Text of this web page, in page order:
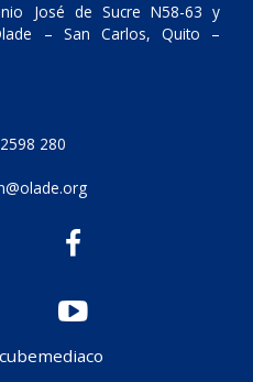
José de Sucre N58-63 y
– San Carlos, Quito –
280